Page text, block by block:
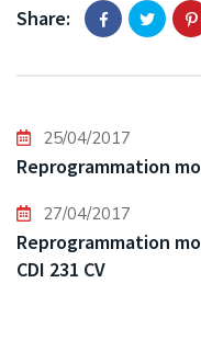
Share:
25/04/2017
Reprogrammation
27/04/2017
Reprogrammation
CDI 231 CV